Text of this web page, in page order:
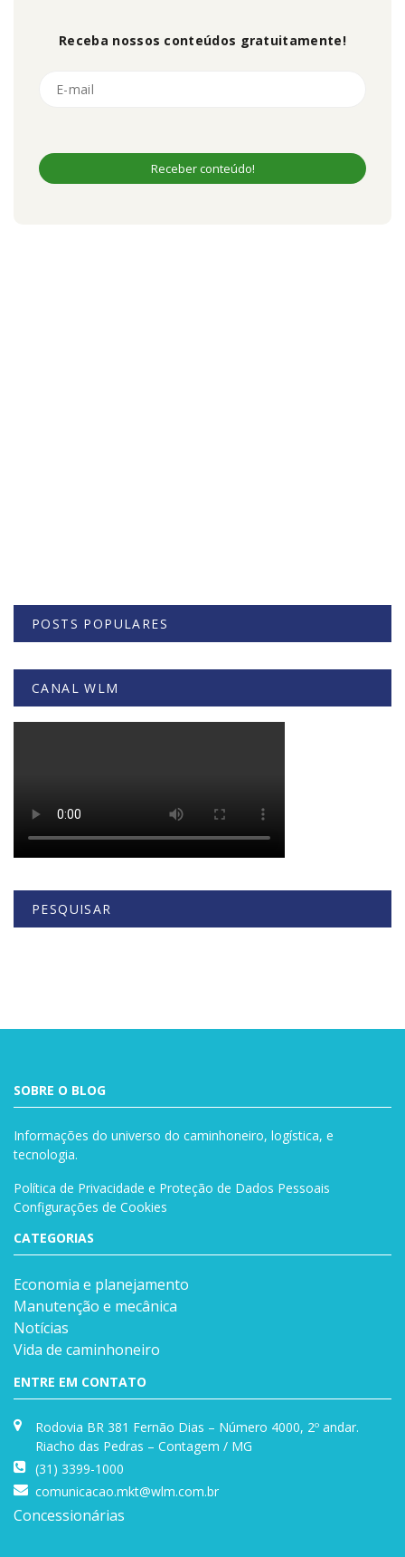
Receba nossos conteúdos gratuitamente!
POSTS POPULARES
CANAL WLM
PESQUISAR
SOBRE O BLOG
Informações do universo do caminhoneiro, logística, e
tecnologia.
Política de Privacidade e Proteção de Dados Pessoais
Configurações de Cookies
CATEGORIAS
Economia e planejamento
Manutenção e mecânica
Notícias
Vida de caminhoneiro
ENTRE EM CONTATO
Rodovia BR 381 Fernão Dias – Número 4000, 2º andar.
Riacho das Pedras – Contagem / MG
(31) 3399-1000
comunicacao.mkt@wlm.com.br
Concessionárias